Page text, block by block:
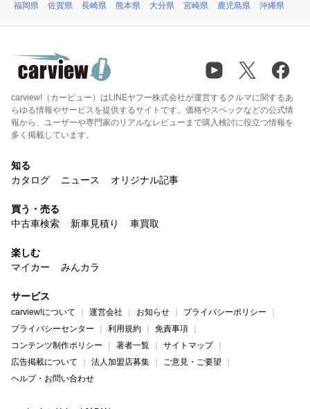
福岡県
佐賀県 長崎県 熊本県 大分県 宮崎県 鹿児島県 沖縄県
carview!（カービュー）はLINEヤフー株式会社が運営するクルマに関するあ
らゆる情報やサービスを提供するサイトです。価格やスペックなどの公式情
報から、ユーザーや専門家のリアルなレビューまで購入検討に役立つ情報を
多く掲載しています。
知る
カタログ
ニュース オリジナル記事
買う・売る
中古車検索
新車見積り 車買取
楽しむ
マイカー
みんカラ
サービス
carview!について 運営会社 お知らせ
プライバシーポリシー
プライバシーセンター
利用規約
免責事項
コンテンツ制作ポリシー
著者一覧
サイトマップ
広告掲載について
法人加盟店募集
ご意見・ご要望
ヘルプ・お問い合わせ